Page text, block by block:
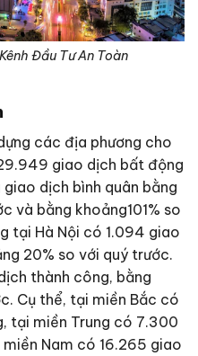
Đầu Tư An Toàn
các địa phương cho
giao dịch bất động
dịch bình quân bằng
và bằng khoảng101% so
tại Hà Nội có 1.094 giao
20% so với quý trước.
thành công, bằng
Cụ thể, tại miền Bắc có
tại miền Trung có 7.300
Nam có 16.265 giao